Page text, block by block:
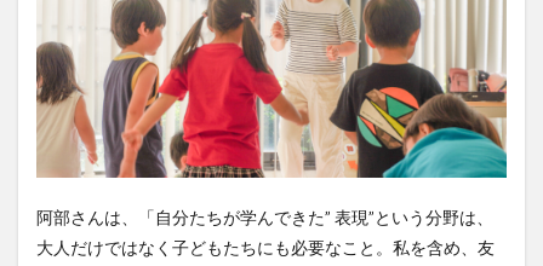
阿部さんは、「自分たちが学んできた” 表現”という分野は、
大人だけではなく子どもたちにも必要なこと。私を含め、友